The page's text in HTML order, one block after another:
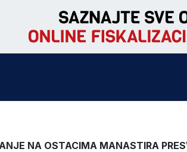
NA OSTACIMA MANASTIRA